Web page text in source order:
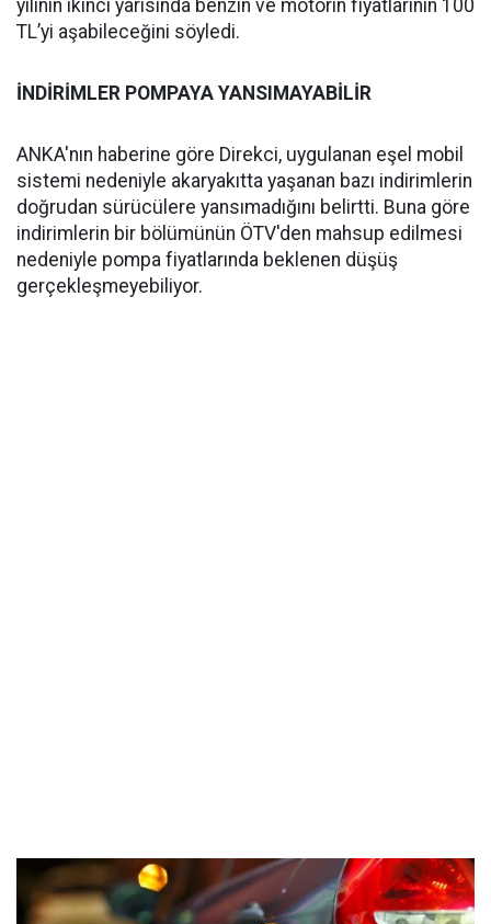
yılının ikinci yarısında benzin ve motorin fiyatlarının 100
TL’yi aşabileceğini söyledi.
İNDİRİMLER POMPAYA YANSIMAYABİLİR
ANKA'nın haberine göre Direkci, uygulanan eşel mobil
sistemi nedeniyle akaryakıtta yaşanan bazı indirimlerin
doğrudan sürücülere yansımadığını belirtti. Buna göre
indirimlerin bir bölümünün ÖTV'den mahsup edilmesi
nedeniyle pompa fiyatlarında beklenen düşüş
gerçekleşmeyebiliyor.